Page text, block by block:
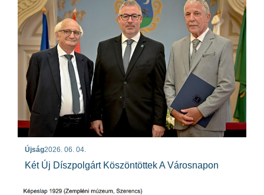
Újság2026. 06. 04.
Két Új Díszpolgárt Köszöntöttek A Városnapon